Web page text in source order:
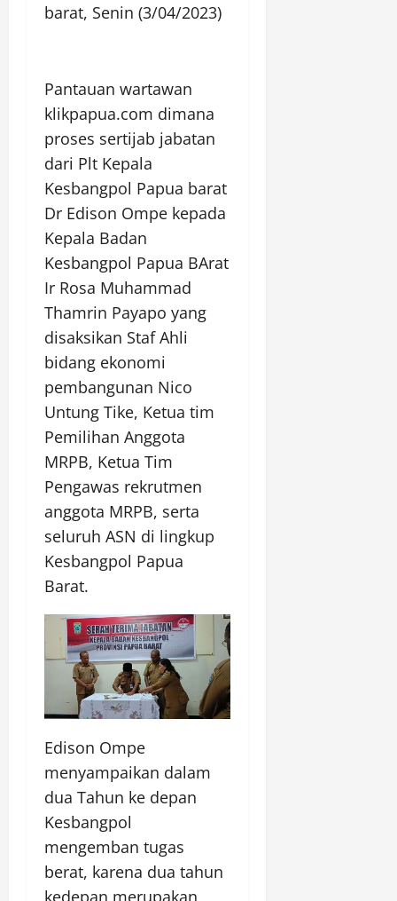
barat, Senin (3/04/2023)
Pantauan wartawan
klikpapua.com dimana
proses sertijab jabatan
dari Plt Kepala
Kesbangpol Papua barat
Dr Edison Ompe kepada
Kepala Badan
Kesbangpol Papua BArat
Ir Rosa Muhammad
Thamrin Payapo yang
disaksikan Staf Ahli
bidang ekonomi
pembangunan Nico
Untung Tike, Ketua tim
Pemilihan Anggota
MRPB, Ketua Tim
Pengawas rekrutmen
anggota MRPB, serta
seluruh ASN di lingkup
Kesbangpol Papua
Barat.
Edison Ompe
menyampaikan dalam
dua Tahun ke depan
Kesbangpol
mengemban tugas
berat, karena dua tahun
kedepan merupakan